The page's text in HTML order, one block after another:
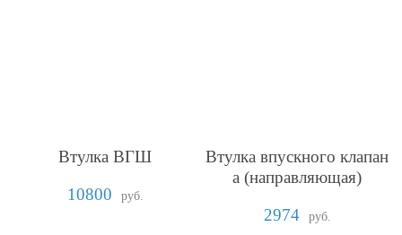
Втулка ВГШ
10800
руб.
Втулка впускного клапан
а (направляющая)
2974
руб.